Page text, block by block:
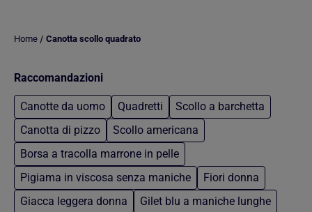
Home / Canotta scollo quadrato
Raccomandazioni
Canotte da uomo Quadretti
Scollo a barchetta
Canotta di pizzo
Scollo americana
Borsa a tracolla marrone in pelle
Pigiama in viscosa senza maniche
Fiori donna
Giacca leggera donna
Gilet blu a maniche lunghe